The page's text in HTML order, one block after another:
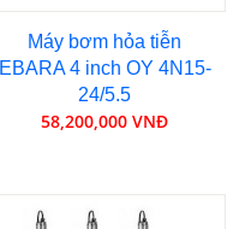
Máy bơm hỏa tiễn
EBARA 4 inch OY 4N15-
24/5.5
58,200,000 VNĐ